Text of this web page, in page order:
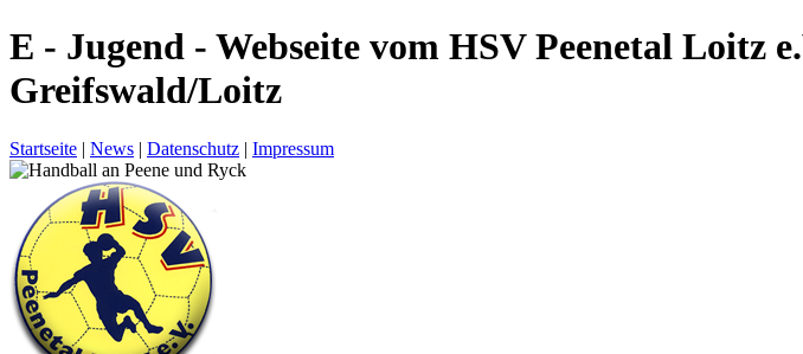
E - Jugend - Webseite vom HSV Peenetal Loitz
Greifswald/Loitz
Startseite | News | Datenschutz | Impressum